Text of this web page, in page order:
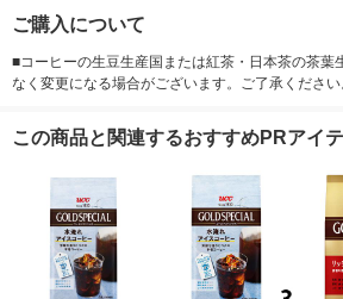
ご購入について
■コーヒーの生豆生産国または紅茶・日本茶の茶葉
なく変更になる場合がございます。ご了承ください
この商品と関連するおすすめPRアイ